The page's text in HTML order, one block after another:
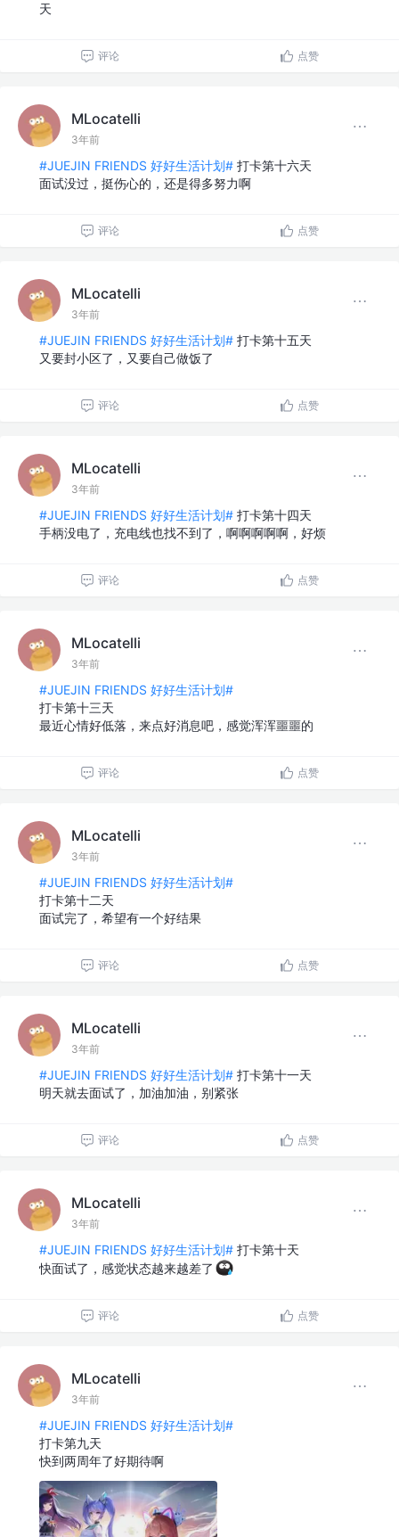
天
评论 点赞
MLocatelli
3年前
#JUEJIN FRIENDS 好好生活计划# 打卡第十六天
面试没过，挺伤心的，还是得多努力啊
评论 点赞
MLocatelli
3年前
#JUEJIN FRIENDS 好好生活计划# 打卡第十五天
又要封小区了，又要自己做饭了
评论 点赞
MLocatelli
3年前
#JUEJIN FRIENDS 好好生活计划# 打卡第十四天
手柄没电了，充电线也找不到了，啊啊啊啊啊，好烦
评论 点赞
MLocatelli
3年前
#JUEJIN FRIENDS 好好生活计划#
打卡第十三天
最近心情好低落，来点好消息吧，感觉浑浑噩噩的
评论 点赞
MLocatelli
3年前
#JUEJIN FRIENDS 好好生活计划#
打卡第十二天
面试完了，希望有一个好结果
评论 点赞
MLocatelli
3年前
#JUEJIN FRIENDS 好好生活计划# 打卡第十一天
明天就去面试了，加油加油，别紧张
评论 点赞
MLocatelli
3年前
#JUEJIN FRIENDS 好好生活计划# 打卡第十天
快面试了，感觉状态越来越差了
评论 点赞
MLocatelli
3年前
#JUEJIN FRIENDS 好好生活计划#
打卡第九天
快到两周年了好期待啊